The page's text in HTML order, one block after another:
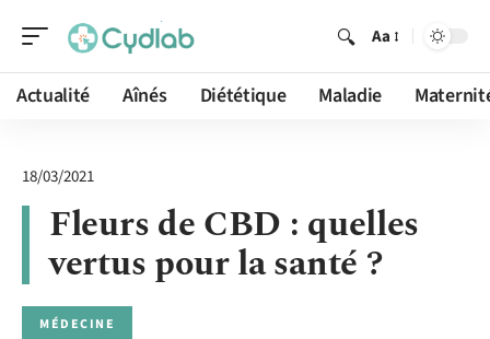
Aa
Actualité Aînés Diététique Maladie
18/03/2021
Fleurs de CBD : quelles
vertus pour la santé ?
MÉDECINE